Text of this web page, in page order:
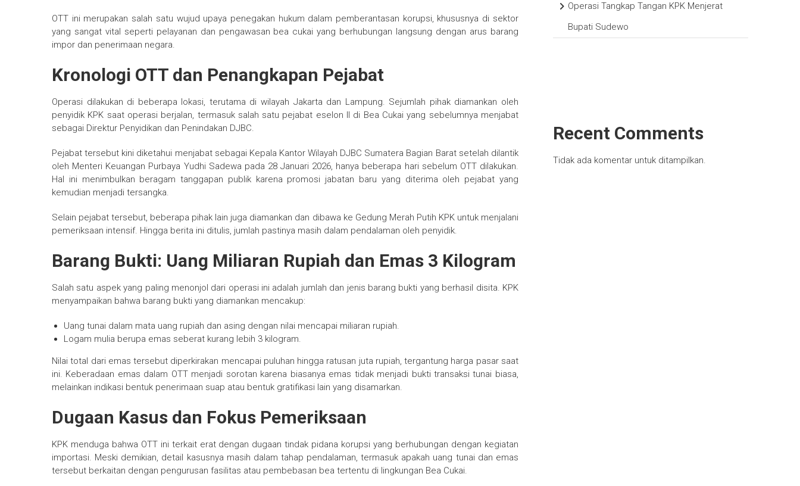
OTT ini merupakan salah satu wujud upaya penegakan hukum dalam pemberantasan korupsi, khususnya di sektor
yang sangat vital seperti pelayanan dan pengawasan bea cukai yang berhubungan langsung dengan arus barang
impor dan penerimaan negara.
Kronologi OTT dan Penangkapan Pejabat
Operasi dilakukan di beberapa lokasi, terutama di wilayah Jakarta dan Lampung. Sejumlah pihak diamankan oleh
penyidik KPK saat operasi berjalan, termasuk salah satu pejabat eselon II di Bea Cukai yang sebelumnya menjabat
sebagai Direktur Penyidikan dan Penindakan DJBC.
Pejabat tersebut kini diketahui menjabat sebagai Kepala Kantor Wilayah DJBC Sumatera Bagian Barat setelah dilantik
oleh Menteri Keuangan Purbaya Yudhi Sadewa pada 28 Januari 2026, hanya beberapa hari sebelum OTT dilakukan.
Hal ini menimbulkan beragam tanggapan publik karena promosi jabatan baru yang diterima oleh pejabat yang
kemudian menjadi tersangka.
Selain pejabat tersebut, beberapa pihak lain juga diamankan dan dibawa ke Gedung Merah Putih KPK untuk menjalani
pemeriksaan intensif. Hingga berita ini ditulis, jumlah pastinya masih dalam pendalaman oleh penyidik.
Barang Bukti: Uang Miliaran Rupiah dan Emas 3 Kilogram
Salah satu aspek yang paling menonjol dari operasi ini adalah jumlah dan jenis barang bukti yang berhasil disita. KPK
menyampaikan bahwa barang bukti yang diamankan mencakup:
Uang tunai dalam mata uang rupiah dan asing dengan nilai mencapai miliaran rupiah.
Logam mulia berupa emas seberat kurang lebih 3 kilogram.
Nilai total dari emas tersebut diperkirakan mencapai puluhan hingga ratusan juta rupiah, tergantung harga pasar saat
ini. Keberadaan emas dalam OTT menjadi sorotan karena biasanya emas tidak menjadi bukti transaksi tunai biasa,
melainkan indikasi bentuk penerimaan suap atau bentuk gratifikasi lain yang disamarkan.
Dugaan Kasus dan Fokus Pemeriksaan
KPK menduga bahwa OTT ini terkait erat dengan dugaan tindak pidana korupsi yang berhubungan dengan kegiatan
importasi. Meski demikian, detail kasusnya masih dalam tahap pendalaman, termasuk apakah uang tunai dan emas
tersebut berkaitan dengan pengurusan fasilitas atau pembebasan bea tertentu di lingkungan Bea Cukai.
Operasi Tangkap Tangan KPK Menjerat
Bupati Sudewo
Recent Comments
Tidak ada komentar untuk ditampilkan.